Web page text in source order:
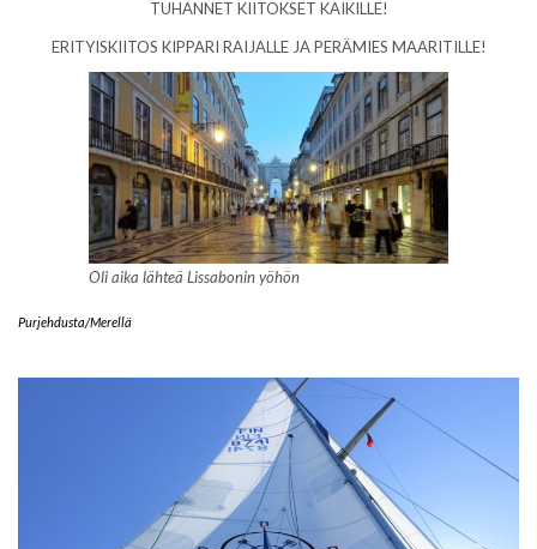
TUHANNET KIITOKSET KAIKILLE!
ERITYISKIITOS KIPPARI RAIJALLE JA PERÄMIES MAARITILLE!
Oli aika lähteä Lissabonin yöhön
Purjehdusta/Merellä